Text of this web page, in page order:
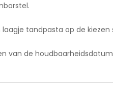
tandpasta op de
van de